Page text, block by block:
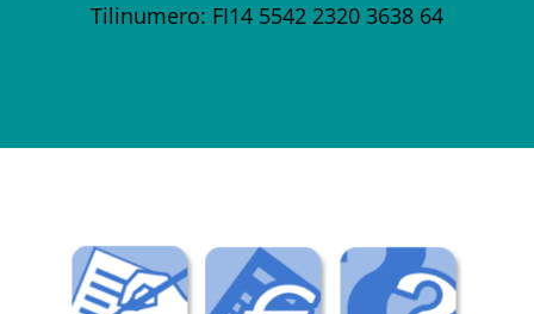
Tilinumero: FI14 5542 2320 3638 64